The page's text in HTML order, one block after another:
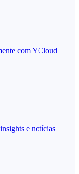
com YCloud
e notícias